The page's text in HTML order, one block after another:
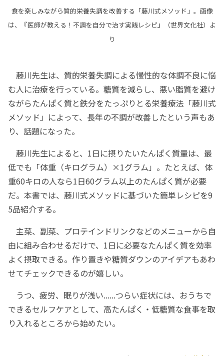
食を楽しみながら質的栄養失調を改善する「藤川式メソッド」。画像
は、『医師が教える！不調を自分で治す実践レシピ』（世界文化社）よ
り
藤川先生は、質的栄養失調による慢性的な体調不良に悩
む人に治療を行っている。糖質を減らし、悪い脂質を避け
ながらたんぱく質と鉄分をたっぷりとる栄養療法「藤川式
メソッド」によって、長年の不調が改善したという声もあ
り、話題になった。
藤川先生によると、1日に摂りたいたんぱく質量は、最
低でも「体重（キログラム）×1グラム」。たとえば、体
重60キロの人なら1日60グラム以上のたんぱく質が必要
だ。本書では、藤川式メソッドに基づいた簡単レシピを9
5品紹介する。
主菜、副菜、プロテインドリンクなどのメニューから自
由に組み合わせるだけで、1日に必要なたんぱく質を効率
よく摂取できる。作り置きや糖質ダウンのアイデアもあわ
せてチェックできるのが嬉しい。
うつ、疲労、眠りが浅い......つらい症状には、おうちで
できるセルフケアとして、高たんぱく・低糖質な食事を取
り入れるところから始めたい。